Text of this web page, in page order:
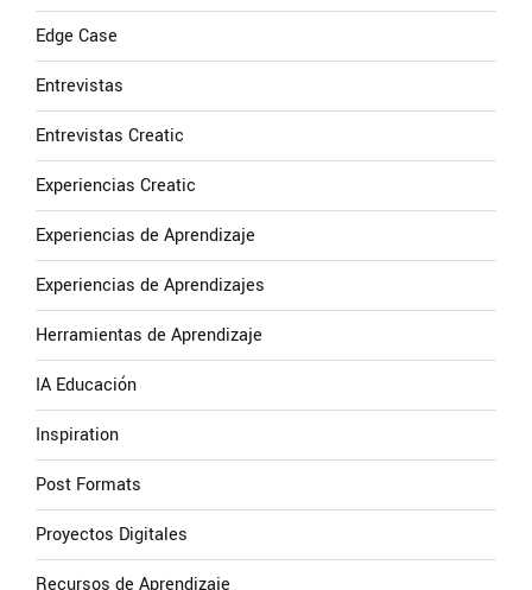
Edge Case
Entrevistas
Entrevistas Creatic
Experiencias Creatic
Experiencias de Aprendizaje
Experiencias de Aprendizajes
Herramientas de Aprendizaje
IA Educación
Inspiration
Post Formats
Proyectos Digitales
Recursos de Aprendizaje